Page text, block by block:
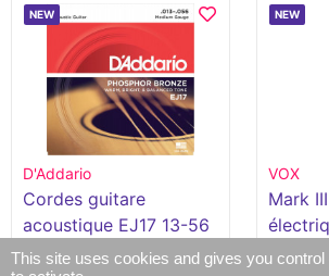
NEW
D'Addario
Cordes guitare
acoustique EJ17 13-56
NEW
VOX
Mark
Green
This site uses cookies and gives you